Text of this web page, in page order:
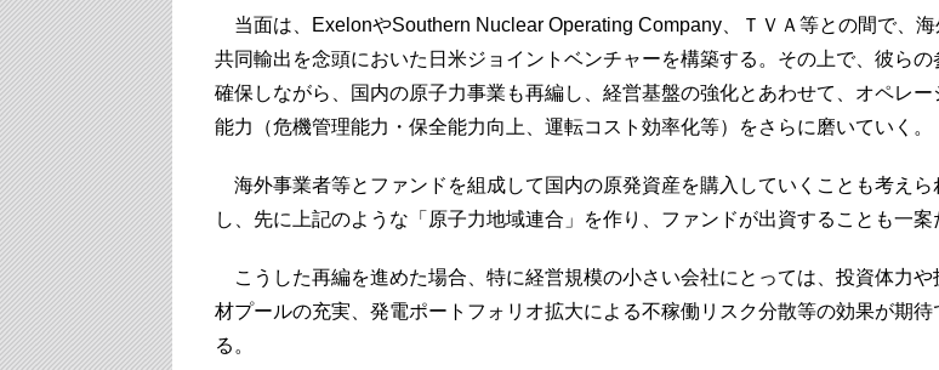
当面は、ExelonやSouthern Nuclear Operating Company、ＴＶＡ等との間で、海
共同輸出を念頭においた日米ジョイントベンチャーを構築する。その上で、彼らの
確保しながら、国内の原子力事業も再編し、経営基盤の強化とあわせて、オペレー
能力（危機管理能力・保全能力向上、運転コスト効率化等）をさらに磨いていく。
海外事業者等とファンドを組成して国内の原発資産を購入していくことも考えら
し、先に上記のような「原子力地域連合」を作り、ファンドが出資することも一案
こうした再編を進めた場合、特に経営規模の小さい会社にとっては、投資体力や
材プールの充実、発電ポートフォリオ拡大による不稼働リスク分散等の効果が期待
る。